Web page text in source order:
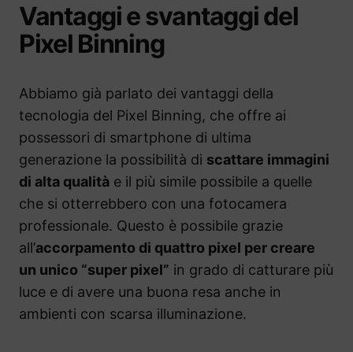
Vantaggi e svantaggi del
Pixel Binning
Abbiamo già parlato dei vantaggi della
tecnologia del Pixel Binning, che offre ai
possessori di smartphone di ultima
generazione la possibilità di scattare immagini
di alta qualità e il più simile possibile a quelle
che si otterrebbero con una fotocamera
professionale. Questo è possibile grazie
all’accorpamento di quattro pixel per creare
un unico “super pixel” in grado di catturare più
luce e di avere una buona resa anche in
ambienti con scarsa illuminazione.